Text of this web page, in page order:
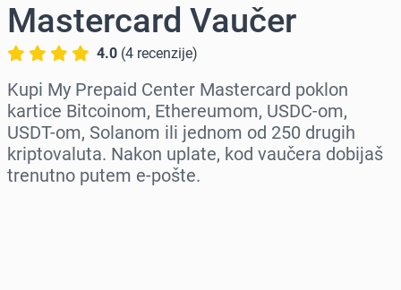
Mastercard Vaučer
4.0 (4 recenzije)
Kupi My Prepaid Center Mastercard poklon
kartice Bitcoinom, Ethereumom, USDC-om,
USDT-om, Solanom ili jednom od 250 drugih
kriptovaluta. Nakon uplate, kod vaučera dobijaš
trenutno putem e-pošte.